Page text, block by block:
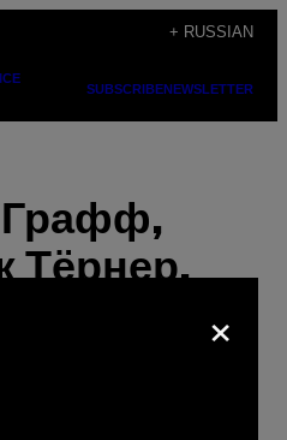
+ RUSSIAN
SUBSCRIBENEWSLETTER
Тёрнер,
×